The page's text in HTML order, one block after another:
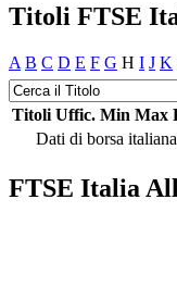
Titoli FTSE
A B C D E F G H I J K
Titoli Uffic. Min Max
Dati di borsa
FTSE Italia